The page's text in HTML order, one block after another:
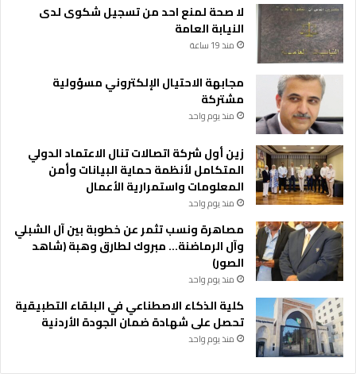
لا صحة لمنع احد من تسجيل شكوى لدى
النيابة العامة
منذ 19 ساعة
مجابهة الاحتيال الإلكتروني مسؤولية
مشتركة
منذ يوم واحد
زين أول شركة اتصالات تنال الاعتماد الدولي
المتكامل لأنظمة حماية البيانات وأمن
المعلومات واستمرارية الأعمال
منذ يوم واحد
مصاهرة ونسب تثمر عن خطوبة بين آل الشبلي
وآل الرماضنة… مبروك لطارق وهبة (شاهد
الصور)
منذ يوم واحد
كلية الذكاء الاصطناعي في البلقاء التطبيقية
تحصل على شهادة ضمان الجودة الأردنية
منذ يوم واحد